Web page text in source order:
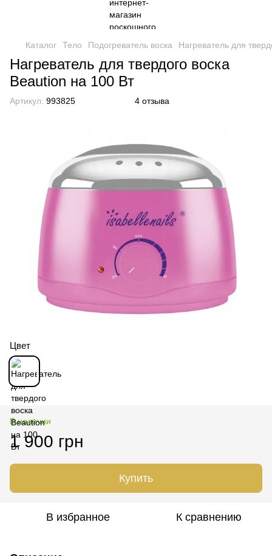
Каталог Тело Подогреватель воска Нагреватель для
Нагреватель для твердого воска
Beaution на 100 Вт
Артикул: 993825 4 отзыва
Цвет
В наличии
1 900 грн
Купить
В избранное К сравнению